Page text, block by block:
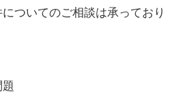
ついてのご相談は承っており